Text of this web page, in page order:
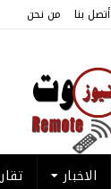
أتصل بنا من نحن
الاخبار